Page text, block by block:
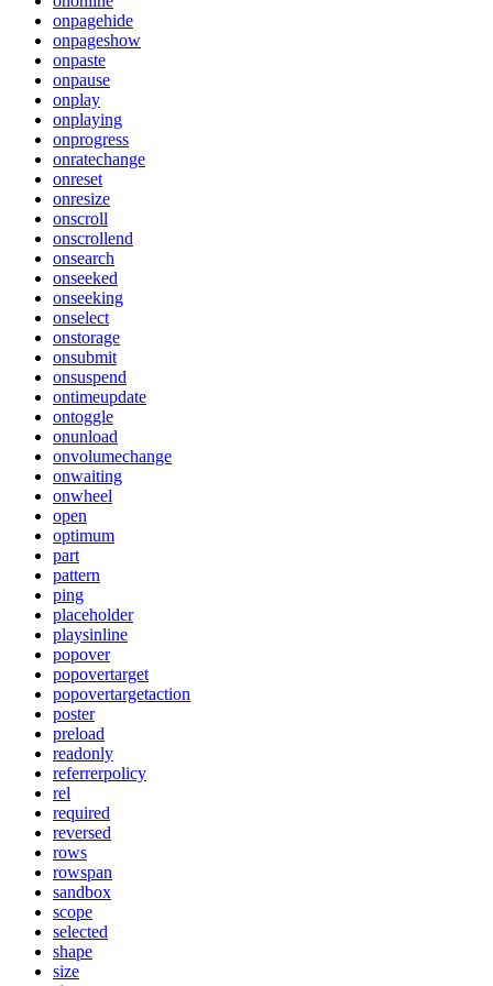
onpagehide
onpageshow
onpaste
onpause
onplay
onplaying
onprogress
onratechange
onreset
onresize
onscroll
onscrollend
onsearch
onseeked
onseeking
onselect
onstorage
onsubmit
onsuspend
ontimeupdate
ontoggle
onunload
onvolumechange
onwaiting
onwheel
open
optimum
part
pattern
ping
placeholder
playsinline
popover
popovertarget
popovertargetaction
poster
preload
readonly
referrerpolicy
rel
required
reversed
rows
rowspan
sandbox
scope
selected
shape
size